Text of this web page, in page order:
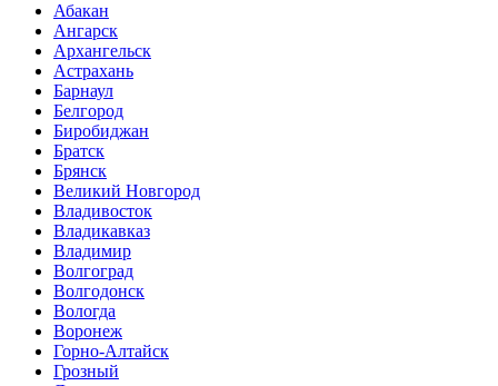
Абакан
Ангарск
Архангельск
Астрахань
Барнаул
Белгород
Биробиджан
Братск
Брянск
Великий Новгород
Владивосток
Владикавказ
Владимир
Волгоград
Волгодонск
Вологда
Воронеж
Горно-Алтайск
Грозный